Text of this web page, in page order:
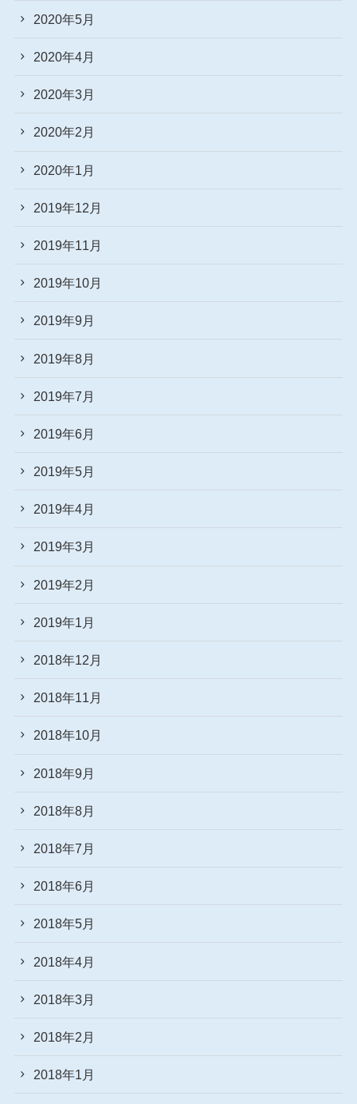
2020年5月
2020年4月
2020年3月
2020年2月
2020年1月
2019年12月
2019年11月
2019年10月
2019年9月
2019年8月
2019年7月
2019年6月
2019年5月
2019年4月
2019年3月
2019年2月
2019年1月
2018年12月
2018年11月
2018年10月
2018年9月
2018年8月
2018年7月
2018年6月
2018年5月
2018年4月
2018年3月
2018年2月
2018年1月